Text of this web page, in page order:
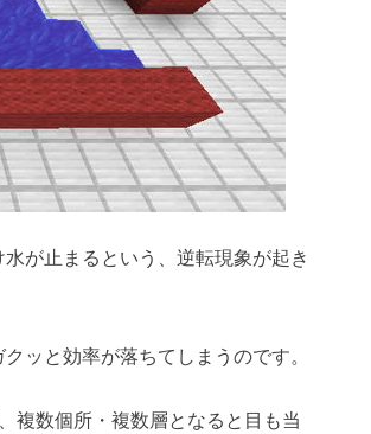
が止まるという、逆転現象が起き
ッと効率が落ちてしまうのです。
複数個所・複数層となると目も当